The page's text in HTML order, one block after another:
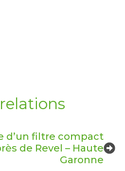
d’un filtre compact
de Revel – Haute
Garonne